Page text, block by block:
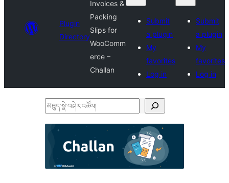
Plugin
Directory
Invoices &
Packing
Slips for
WooComm
erce –
Challan
Submit
a plugin
My
favorites
Log in
Submit
a plugin
My
favorites
Log in
མཐུད་